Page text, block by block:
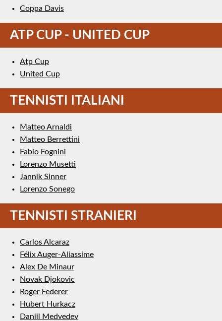
Coppa Davis
ATP CUP - UNITED CUP
Atp Cup
United Cup
TENNISTI ITALIANI
Matteo Arnaldi
Matteo Berrettini
Fabio Fognini
Lorenzo Musetti
Jannik Sinner
Lorenzo Sonego
TENNISTI STRANIERI
Carlos Alcaraz
Félix Auger-Aliassime
Alex De Minaur
Novak Djokovic
Roger Federer
Hubert Hurkacz
Daniil Medvedev